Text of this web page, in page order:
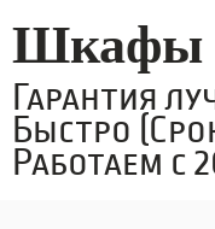
Шкафы
Гарантия
Быстро
Работаем с